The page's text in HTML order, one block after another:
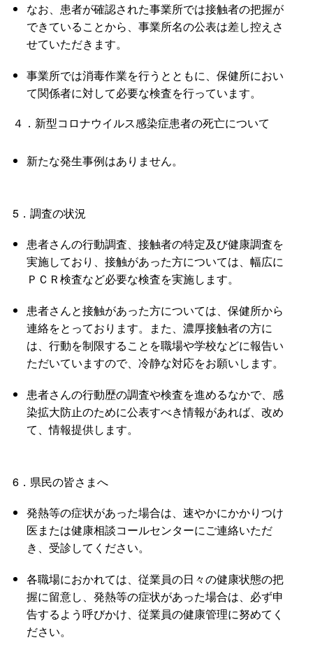
なお、患者が確認された事業所では接触者の把握が
できていることから、事業所名の公表は差し控えさ
せていただきます。
事業所では消毒作業を行うとともに、保健所におい
て関係者に対して必要な検査を行っています。
４．新型コロナウイルス感染症患者の死亡について
新たな発生事例はありません。
5．調査の状況
患者さんの行動調査、接触者の特定及び健康調査を
実施しており、接触があった方については、幅広に
ＰＣＲ検査など必要な検査を実施します。
患者さんと接触があった方については、保健所から
連絡をとっております。また、濃厚接触者の方に
は、行動を制限することを職場や学校などに報告い
ただいていますので、冷静な対応をお願いします。
患者さんの行動歴の調査や検査を進めるなかで、感
染拡大防止のために公表すべき情報があれば、改め
て、情報提供します。
6．県民の皆さまへ
発熱等の症状があった場合は、速やかにかかりつけ
医または健康相談コールセンターにご連絡いただ
き、受診してください。
各職場におかれては、従業員の日々の健康状態の把
握に留意し、発熱等の症状があった場合は、必ず申
告するよう呼びかけ、従業員の健康管理に努めてく
ださい。